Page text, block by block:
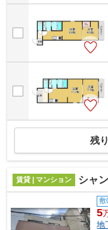
残り
賃貸 | マンション シャ
敷
5
地